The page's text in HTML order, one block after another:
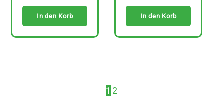
In den Korb In den Korb
1 2